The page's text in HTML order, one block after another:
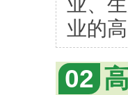
业的
02